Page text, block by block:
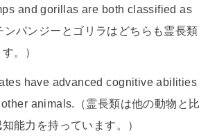
and gorillas are both classified as
ンパンジーとゴリラはどちらも霊長類
。）
have advanced cognitive abilities
animals.（霊長類は他の動物と比
能力を持っています。）